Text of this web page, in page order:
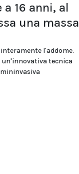
16 anni, al
una massa
l'addome.
un'innovativa tecnica